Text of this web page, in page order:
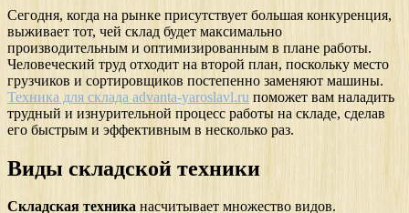
Сегодня, когда на рынке присутствует большая конкуренция,
выживает тот, чей склад будет максимально
производительным и оптимизированным в плане работы.
Человеческий труд отходит на второй план, поскольку место
грузчиков и сортировщиков постепенно заменяют машины.
Техника для склада advanta-yaroslavl.ru поможет вам наладить
трудный и изнурительной процесс работы на складе, сделав
его быстрым и эффективным в несколько раз.
Виды складской техники
Складская техника насчитывает множество видов.